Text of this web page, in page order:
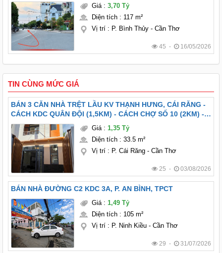
Giá: 3,70 Tỷ
Diện tích: 117 m²
Vị trí: P. Bình Thủy - Cần Thơ
45 - 16/05/2026
TIN CÙNG MỨC GIÁ
BÁN 3 CĂN NHÀ TRỆT LẦU KV THẠNH HƯNG, CÁI RĂNG -
CÁCH KDC QUÂN ĐỘI (1,5KM) - CÁCH CHỢ SỐ 10 (2KM) -
FULL NỘI THẤT
Giá: 1,35 Tỷ
Diện tích: 33.5 m²
Vị trí: P. Cái Răng - Cần Thơ
25 - 03/08/2026
BÁN NHÀ ĐƯỜNG C2 KDC 3A, P. AN BÌNH, TPCT
Giá: 1,49 Tỷ
Diện tích: 105 m²
Vị trí: P. Ninh Kiều - Cần Thơ
29 - 31/07/2026